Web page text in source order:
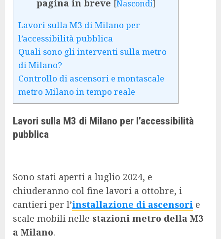
pagina in breve [Nascondi]
Lavori sulla M3 di Milano per
l’accessibilità pubblica
Quali sono gli interventi sulla metro
di Milano?
Controllo di ascensori e montascale
metro Milano in tempo reale
Lavori sulla M3 di Milano per l’accessibilità
pubblica
Sono stati aperti a luglio 2024, e
chiuderanno col fine lavori a ottobre, i
cantieri per l’installazione di ascensori e
scale mobili nelle stazioni metro della M3
a Milano.